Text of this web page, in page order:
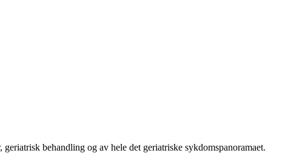
behandling og av hele det geriatriske sykdomspanoramaet.